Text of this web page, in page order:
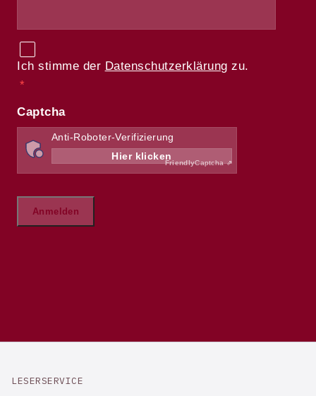
LESERSERVICE